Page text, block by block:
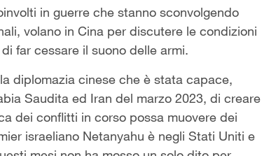
in guerre che stanno sconvolgendo
volano in Cina per discutere le condizioni
far cessare il suono delle armi.
diplomazia cinese che è stata capace,
Saudita ed Iran del marzo 2023, di creare
dei conflitti in corso possa muovere dei
israeliano Netanyahu è negli Stati Uniti e